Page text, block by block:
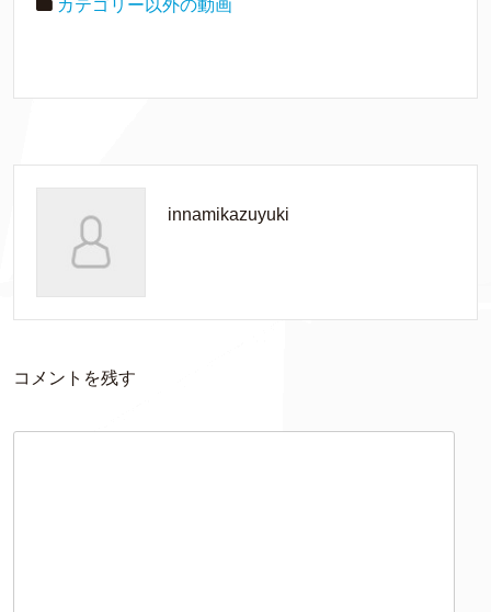
カテゴリー以外の動画
innamikazuyuki
コメントを残す